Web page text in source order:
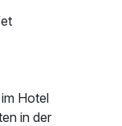
Hotel
in der